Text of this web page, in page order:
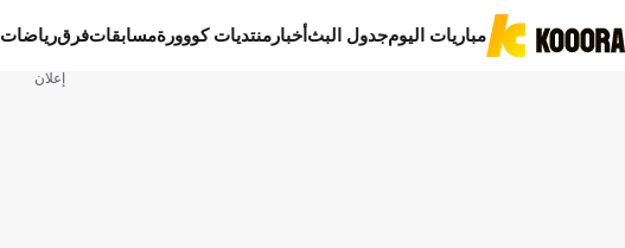
مباريات اليومجدول البثأخبار منتديات كووورةمسابقاتفرقرياضات
إعلان